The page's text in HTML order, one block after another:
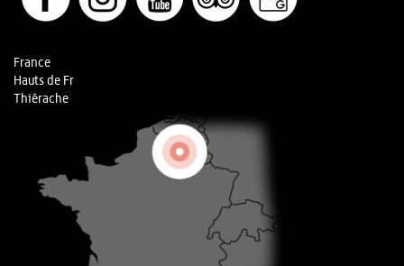
France
Hauts de Fr
Thiérache